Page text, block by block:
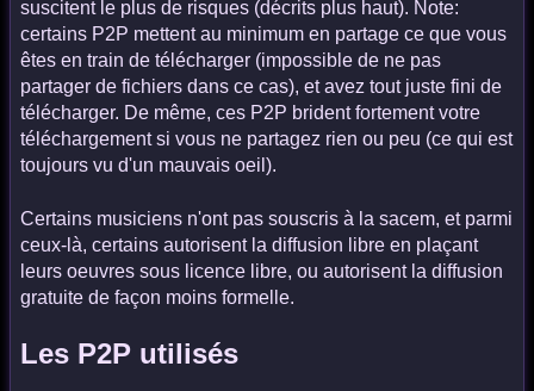
suscitent le plus de risques (décrits plus haut). Note:
certains P2P mettent au minimum en partage ce que vous
êtes en train de télécharger (impossible de ne pas
partager de fichiers dans ce cas), et avez tout juste fini de
télécharger. De même, ces P2P brident fortement votre
téléchargement si vous ne partagez rien ou peu (ce qui est
toujours vu d'un mauvais oeil).
Certains musiciens n'ont pas souscris à la sacem, et parmi
ceux-là, certains autorisent la diffusion libre en plaçant
leurs oeuvres sous licence libre, ou autorisent la diffusion
gratuite de façon moins formelle.
Les P2P utilisés